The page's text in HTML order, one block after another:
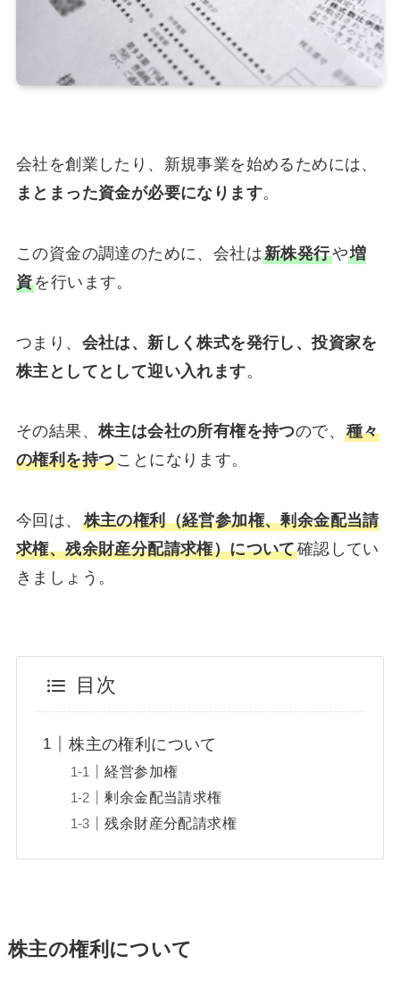
会社を創業したり、新規事業を始めるためには、
まとまった資金が必要になります。
この資金の調達のために、会社は新株発行や増
資を行います。
つまり、 会社は、新しく株式を発行し、投資家を
株主としてとして迎い入れます。
その結果、 株主は会社の所有権を持つので、 種々
の権利を持つことになります。
今回は、 株主の権利（経営参加権、剰余金配当請
求権、残余財産分配請求権）について確認してい
きましょう。
目次
株主の権利について
経営参加権
剰余金配当請求権
残余財産分配請求権
株主の権利について